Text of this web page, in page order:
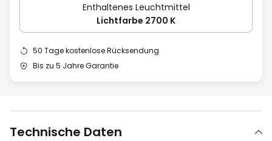
Enthaltenes Leuchtmittel
Lichtfarbe 2700 K
50 Tage kostenlose Rücksendung
Bis zu 5 Jahre Garantie
Technische Daten